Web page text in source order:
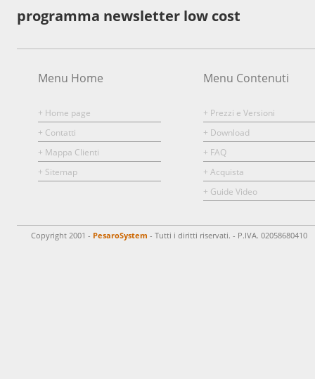
programma newsletter low cost
Menu Home
+ Home page
+ Contatti
+ Mappa Clienti
+ Sitemap
Menu Contenuti
+ Prezzi e Versioni
+ Download
+ FAQ
+ Acquista
+ Guide Video
Copyright 2001 - PesaroSystem - Tutti i diritti riservati. - P.IVA. 02058680410